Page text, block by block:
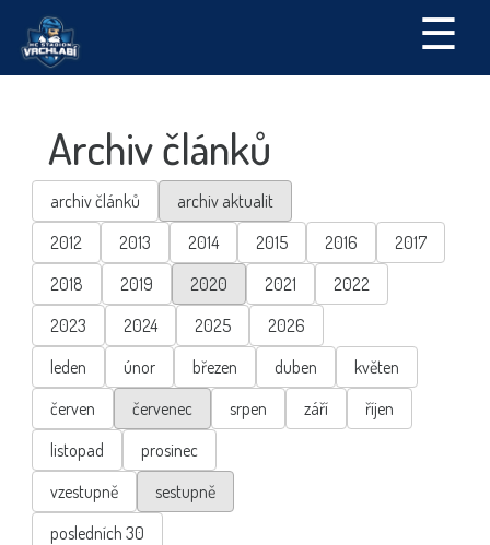
☰
Archiv článků
archiv článků
archiv aktualit
2012
2013 2014 2015 2016
2017
2018
2019 2020 2021
2022
2023
2024 2025
2026
leden
únor březen duben
květen
červen
červenec srpen září
říjen
listopad
prosinec
vzestupně
sestupně
posledních 30